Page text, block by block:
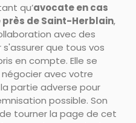
qu’avocate en cas
de Saint-Herblain,
avec des
que tous vos
en compte. Elle se
avec votre
partie adverse pour
possible. Son
tourner la page de cet